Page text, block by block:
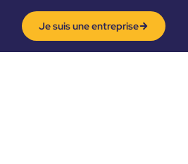
Je suis une entreprise